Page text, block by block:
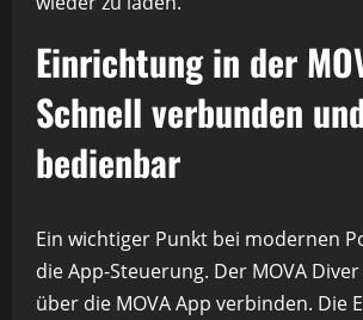
Einrichtung in der
Schnell verbunden
bedienbar
Ein wichtiger Punkt bei modernen
die App-Steuerung. Der MOVA
über die MOVA App verbinden. Die